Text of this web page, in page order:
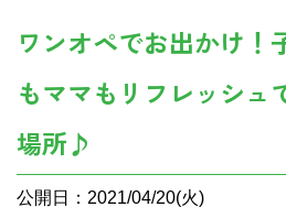
ワンオペでお出かけ！
もママもリフレッシュ
場所♪
公開日：2021/04/20(火)